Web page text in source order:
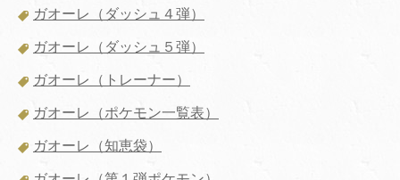
ガオーレ（ダッシュ４弾）
ガオーレ（ダッシュ５弾）
ガオーレ（トレーナー）
ガオーレ（ポケモン一覧表）
ガオーレ（知恵袋）